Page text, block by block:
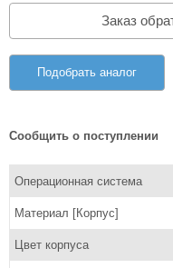
Заказ
Подобрать аналог
Сообщить о поступлении
Операционная система
Материал [Корпус]
Цвет корпуса